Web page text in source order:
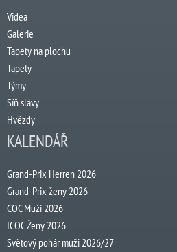
Videa
Galerie
Tapety na plochu
Tapety
Týmy
Síň slávy
Hvězdy
KALENDÁŘ
Grand-Prix Herren 2026
Grand-Prix ženy 2026
COC Muži 2026
ICOC Ženy 2026
Světový pohár muži 2026/27